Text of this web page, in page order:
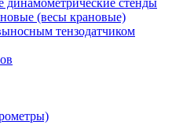
(весы крановые)
тензодатчиком